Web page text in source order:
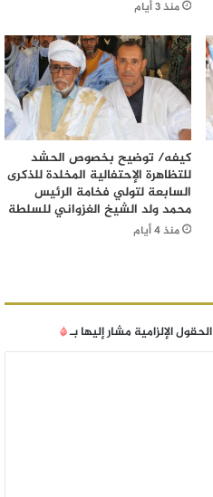
منذ 3 أيام
كيفه/ توضيح بخصوص الحشد
للتظاهرة الإحتفالية المخلدة للذكرى
السابعة لتولي فخامة الرئيس
محمد ولد الشيخ الغزواني للسلطة
منذ 4 أيام
الحقول الإلزامية مشار إليها بـ*